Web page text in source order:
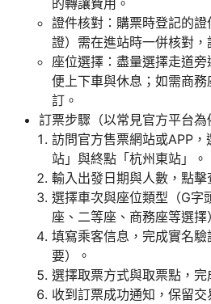
的轉讓費用。
證件核對：購票時登記的
證）需在進站時一併核對，
座位選擇：盡量選擇走道
便上下車與休息；如需商
訂。
訂票步驟（以常見官方平台為
訪問官方售票網站或APP
站」與終點「杭州東站」。
輸入出發日期與人數，點擊
選擇車次與座位類型（G字
座、二等座、商務座等選擇
填寫乘客信息，完成實名
要）。
選擇取票方式與取票點，完
收到訂票成功通知，保留交